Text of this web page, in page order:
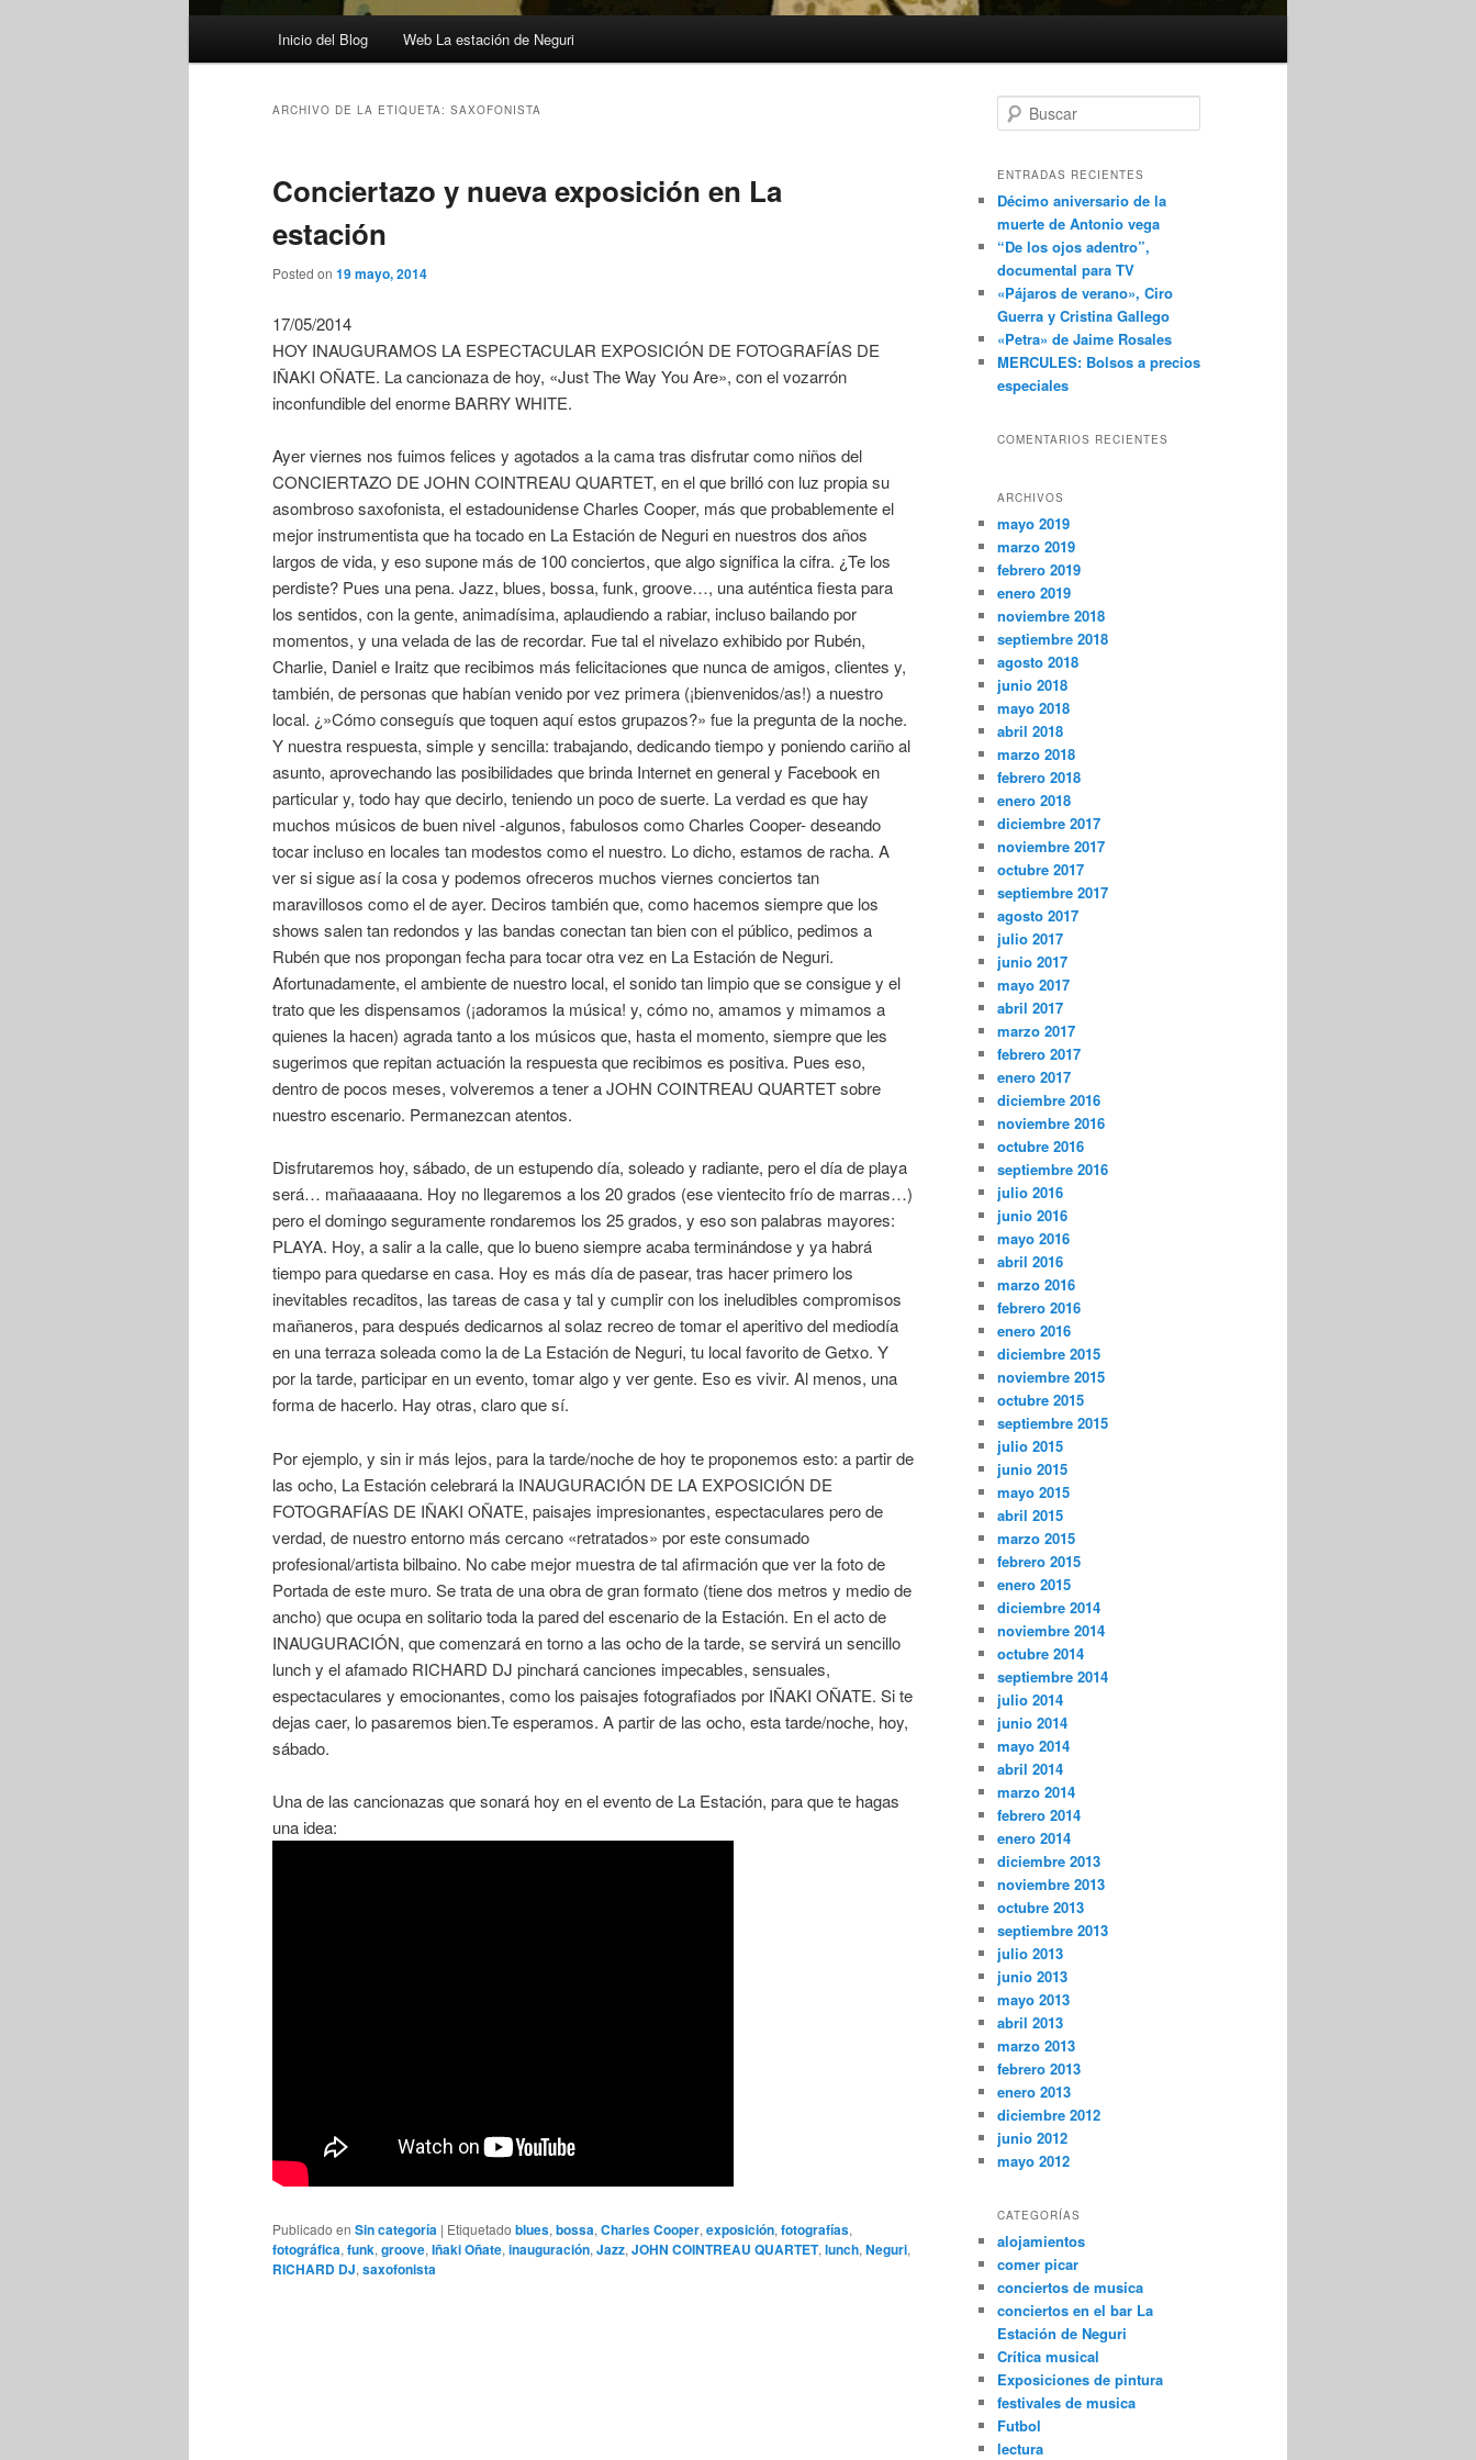
Inicio del Blog Web La estación de Neguri
ARCHIVO DE LA ETIQUETA: SAXOFONISTA
Conciertazo y nueva exposición en La
estación
Posted on 19 mayo, 2014
17/05/2014
HOY INAUGURAMOS LA ESPECTACULAR EXPOSICIÓN DE FOTOGRAFÍAS DE
IÑAKI OÑATE. La cancionaza de hoy, «Just The Way You Are», con el vozarrón
inconfundible del enorme BARRY WHITE.
Ayer viernes nos fuimos felices y agotados a la cama tras disfrutar como niños del
CONCIERTAZO DE JOHN COINTREAU QUARTET, en el que brilló con luz propia su
asombroso saxofonista, el estadounidense Charles Cooper, más que probablemente el
mejor instrumentista que ha tocado en La Estación de Neguri en nuestros dos años
largos de vida, y eso supone más de 100 conciertos, que algo significa la cifra. ¿Te los
perdiste? Pues una pena. Jazz, blues, bossa, funk, groove…, una auténtica fiesta para
los sentidos, con la gente, animadísima, aplaudiendo a rabiar, incluso bailando por
momentos, y una velada de las de recordar. Fue tal el nivelazo exhibido por Rubén,
Charlie, Daniel e Iraitz que recibimos más felicitaciones que nunca de amigos, clientes y,
también, de personas que habían venido por vez primera (¡bienvenidos/as!) a nuestro
local. ¿»Cómo conseguís que toquen aquí estos grupazos?» fue la pregunta de la noche.
Y nuestra respuesta, simple y sencilla: trabajando, dedicando tiempo y poniendo cariño al
asunto, aprovechando las posibilidades que brinda Internet en general y Facebook en
particular y, todo hay que decirlo, teniendo un poco de suerte. La verdad es que hay
muchos músicos de buen nivel -algunos, fabulosos como Charles Cooper- deseando
tocar incluso en locales tan modestos como el nuestro. Lo dicho, estamos de racha. A
ver si sigue así la cosa y podemos ofreceros muchos viernes conciertos tan
maravillosos como el de ayer. Deciros también que, como hacemos siempre que los
shows salen tan redondos y las bandas conectan tan bien con el público, pedimos a
Rubén que nos propongan fecha para tocar otra vez en La Estación de Neguri.
Afortunadamente, el ambiente de nuestro local, el sonido tan limpio que se consigue y el
trato que les dispensamos (¡adoramos la música! y, cómo no, amamos y mimamos a
quienes la hacen) agrada tanto a los músicos que, hasta el momento, siempre que les
sugerimos que repitan actuación la respuesta que recibimos es positiva. Pues eso,
dentro de pocos meses, volveremos a tener a JOHN COINTREAU QUARTET sobre
nuestro escenario. Permanezcan atentos.
Disfrutaremos hoy, sábado, de un estupendo día, soleado y radiante, pero el día de playa
será… mañaaaaana. Hoy no llegaremos a los 20 grados (ese vientecito frío de marras…)
pero el domingo seguramente rondaremos los 25 grados, y eso son palabras mayores:
PLAYA. Hoy, a salir a la calle, que lo bueno siempre acaba terminándose y ya habrá
tiempo para quedarse en casa. Hoy es más día de pasear, tras hacer primero los
inevitables recaditos, las tareas de casa y tal y cumplir con los ineludibles compromisos
mañaneros, para después dedicarnos al solaz recreo de tomar el aperitivo del mediodía
en una terraza soleada como la de La Estación de Neguri, tu local favorito de Getxo. Y
por la tarde, participar en un evento, tomar algo y ver gente. Eso es vivir. Al menos, una
forma de hacerlo. Hay otras, claro que sí.
Por ejemplo, y sin ir más lejos, para la tarde/noche de hoy te proponemos esto: a partir de
las ocho, La Estación celebrará la INAUGURACIÓN DE LA EXPOSICIÓN DE
FOTOGRAFÍAS DE IÑAKI OÑATE, paisajes impresionantes, espectaculares pero de
verdad, de nuestro entorno más cercano «retratados» por este consumado
profesional/artista bilbaino. No cabe mejor muestra de tal afirmación que ver la foto de
Portada de este muro. Se trata de una obra de gran formato (tiene dos metros y medio de
ancho) que ocupa en solitario toda la pared del escenario de la Estación. En el acto de
INAUGURACIÓN, que comenzará en torno a las ocho de la tarde, se servirá un sencillo
lunch y el afamado RICHARD DJ pinchará canciones impecables, sensuales,
espectaculares y emocionantes, como los paisajes fotografiados por IÑAKI OÑATE. Si te
dejas caer, lo pasaremos bien.Te esperamos. A partir de las ocho, esta tarde/noche, hoy,
sábado.
Una de las cancionazas que sonará hoy en el evento de La Estación, para que te hagas
una idea:
Publicado en Sin categoría | Etiquetado blues,bossa,Charles Cooper,exposición,fotografías,
fotográfica,funk,groove,Iñaki Oñate,inauguración,Jazz,JOHN COINTREAU QUARTET,lunch,Neguri,
RICHARD DJ,saxofonista
u
c
r
ENTRADAS RECIENTES
Décimo aniversario de la
muerte de Antonio vega
“De los ojos adentro”,
documental para TV
«Pájaros de verano», Ciro
Guerra y Cristina Gallego
«Petra» de Jaime Rosales
MERCULES: Bolsos a precios
especiales
COMENTARIOS RECIENTES
ARCHIVOS
mayo 2019
marzo 2019
febrero 2019
enero 2019
noviembre 2018
septiembre 2018
agosto 2018
junio 2018
mayo 2018
abril 2018
marzo 2018
febrero 2018
enero 2018
diciembre 2017
noviembre 2017
octubre 2017
septiembre 2017
agosto 2017
julio 2017
junio 2017
mayo 2017
abril 2017
marzo 2017
febrero 2017
enero 2017
diciembre 2016
noviembre 2016
octubre 2016
septiembre 2016
julio 2016
junio 2016
mayo 2016
abril 2016
marzo 2016
febrero 2016
enero 2016
diciembre 2015
noviembre 2015
octubre 2015
septiembre 2015
julio 2015
junio 2015
mayo 2015
abril 2015
marzo 2015
febrero 2015
enero 2015
diciembre 2014
noviembre 2014
octubre 2014
septiembre 2014
julio 2014
junio 2014
mayo 2014
abril 2014
marzo 2014
febrero 2014
enero 2014
diciembre 2013
noviembre 2013
octubre 2013
septiembre 2013
julio 2013
junio 2013
mayo 2013
abril 2013
marzo 2013
febrero 2013
enero 2013
diciembre 2012
junio 2012
mayo 2012
CATEGORÍAS
alojamientos
comer picar
conciertos de musica
conciertos en el bar La
Estación de Neguri
Crítica musical
Exposiciones de pintura
festivales de musica
Futbol
lectura